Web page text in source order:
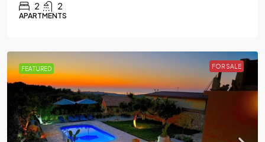
2 2
APARTMENTS
FEATURED FOR SALE